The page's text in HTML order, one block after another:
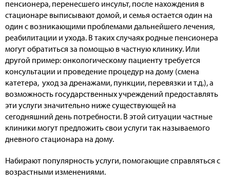
пенсионера, перенесшего инсульт, после нахождения в
стационаре выписывают домой, и семья остается один на
один с возникающими проблемами дальнейшего лечения,
реабилитации и ухода. В таких случаях родные пенсионера
могут обратиться за помощью в частную клинику. Или
другой пример: онкологическому пациенту требуется
консультации и проведение процедур на дому (смена
катетера, уход за дренажами, пункции, перевязки и т.д.), а
возможность государственных учреждений предоставлять
эти услуги значительно ниже существующей на
сегодняшний день потребности. В этой ситуации частные
клиники могут предложить свои услуги так называемого
дневного стационара на дому.
Набирают популярность услуги, помогающие справляться с
возрастными изменениями.